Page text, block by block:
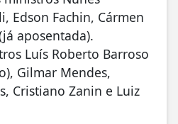
Edson Fachin, Cármen
aposentada).
Luís Roberto Barroso
Gilmar Mendes,
Cristiano Zanin e Luiz